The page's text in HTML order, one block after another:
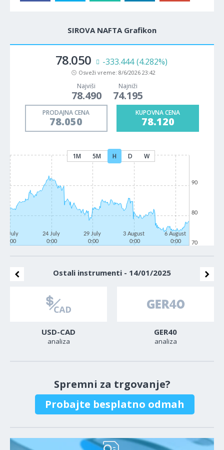
SIROVA NAFTA Grafikon
78.050 -333.444 (4.282%)
Osveži vreme: 8/6/2026 23:42
Najviši
78.490
Najniži
74.195
PRODAJNA CENA
78.050
KUPOVNA CENA
78.120
1M 5M H D W
21 July
0:00
24 July
0:00
29 July
0:00
3 August
0:00
6 August
0:00
70
80
90
Ostali instrumenti - 14/01/2025
USD-CAD
analiza
GER40
analiza
Spremni za trgovanje?
Probajte besplatno odmah